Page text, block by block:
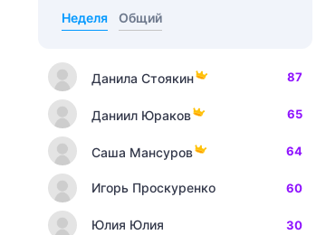
Неделя Общий
Данила Стоякин 87
Даниил Юраков 65
Саша Мансуров 64
Игорь Проскуренко 60
Юлия Юлия 30